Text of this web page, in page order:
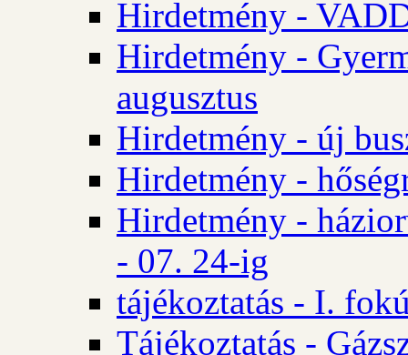
Hirdetmény -
Hirdetmény -
augusztus
Hirdetmény - új
Hirdetmény -
Hirdetmény -
- 07. 24-ig
tájékoztatás - I.
Tájékoztatás -